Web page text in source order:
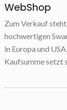
WebShop
Zum Verkauf
hochwertigen
in Europa und
Kaufsumme setzt